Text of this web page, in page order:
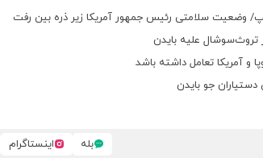
وضعیت سلامتی رئیس جمهور آمریکا زیر ذره بین رفت
تروث‌سوشال علیه بایدن
و آمریکا تعامل داشته باشد
دستیاران جو بایدن
بله اینستاگرام